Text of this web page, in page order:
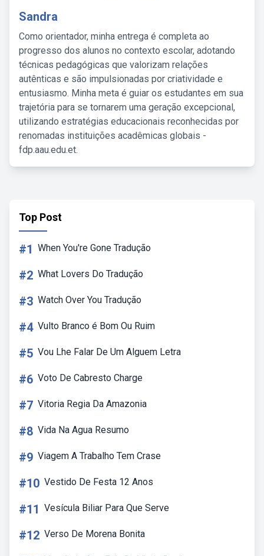
Sandra
Como orientador, minha entrega é completa ao
progresso dos alunos no contexto escolar, adotando
técnicas pedagógicas que valorizam relações
autênticas e são impulsionadas por criatividade e
entusiasmo. Minha meta é guiar os estudantes em sua
trajetória para se tornarem uma geração excepcional,
utilizando estratégias educacionais reconhecidas por
renomadas instituições acadêmicas globais -
fdp.aau.edu.et.
Top Post
#1 When You're Gone Tradução
#2 What Lovers Do Tradução
#3 Watch Over You Tradução
#4 Vulto Branco é Bom Ou Ruim
#5 Vou Lhe Falar De Um Alguem Letra
#6 Voto De Cabresto Charge
#7 Vitoria Regia Da Amazonia
#8 Vida Na Agua Resumo
#9 Viagem A Trabalho Tem Crase
#10 Vestido De Festa 12 Anos
#11 Vesícula Biliar Para Que Serve
#12 Verso De Morena Bonita